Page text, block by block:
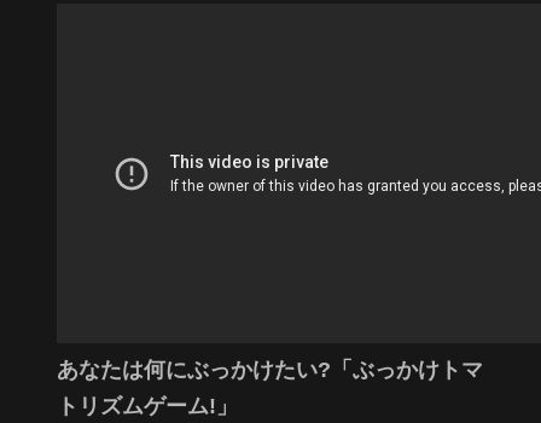
あなたは何にぶっかけたい?「ぶっかけトマ
トリズムゲーム!」